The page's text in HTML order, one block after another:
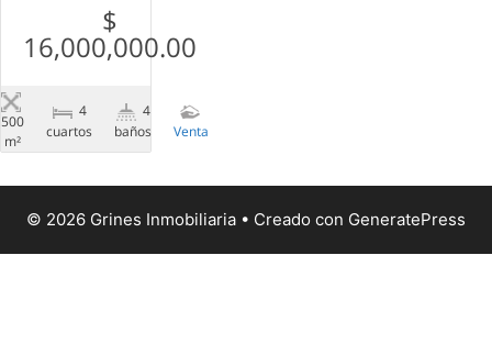
$
16,000,000.00
500
m²
4
сuartos
4
baños
Venta
© 2026 Grines Inmobiliaria • Creado con GeneratePress